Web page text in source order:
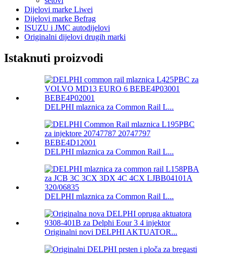
Dijelovi marke Liwei
Dijelovi marke Befrag
ISUZU i JMC autodijelovi
Originalni dijelovi drugih marki
Istaknuti proizvodi
DELPHI mlaznica za Common Rail L...
DELPHI mlaznica za Common Rail L...
DELPHI mlaznica za Common Rail L...
Originalni novi DELPHI AKTUATOR...